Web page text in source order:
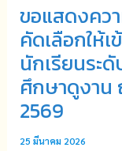
ขอแสดงคว
คัดเลือกให้
นักเรียนระ
ศึกษาดูงาน
2569
25 มีนาคม 2026